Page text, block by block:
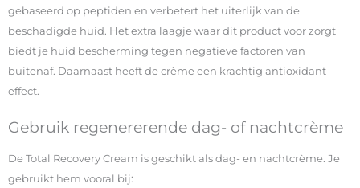
gebaseerd op peptiden en verbetert het uiterlijk van de
beschadigde huid. Het extra laagje waar dit product voor zorgt
biedt je huid bescherming tegen negatieve factoren van
buitenaf. Daarnaast heeft de crème een krachtig antioxidant
effect.
Gebruik regenererende dag- of nachtcrème
De Total Recovery Cream is geschikt als dag- en nachtcrème. Je
gebruikt hem vooral bij: